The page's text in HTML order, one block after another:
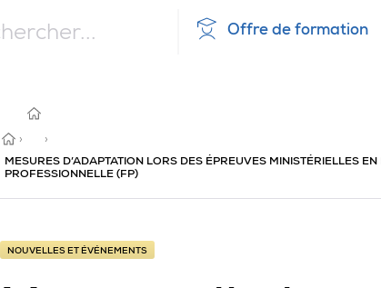
Offre de formation
ACCUEIL
›
DU
2019
›
MESURES D’ADAPTATION LORS DES ÉPREUVES MINISTÉRIELLES
PROFESSIONNELLE (FP)
NOUVELLES ET ÉVÉNEMENTS